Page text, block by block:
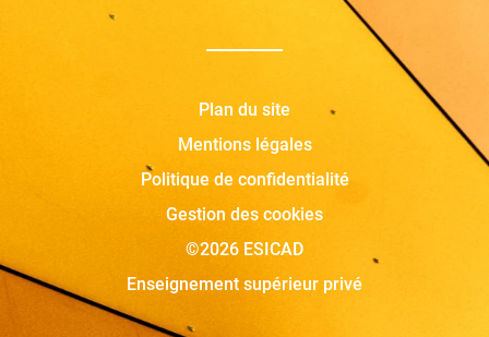
Plan du site
Mentions légales
Politique de confidentialité
Gestion des cookies
©2026 ESICAD
Enseignement supérieur privé